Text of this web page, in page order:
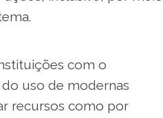
com o
uso de modernas
recursos como por